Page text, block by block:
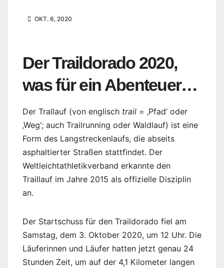
OKT. 6, 2020
Der Traildorado 2020,
was für ein Abenteuer…
Der Trallauf (von englisch trail = ‚Pfad‘ oder
‚Weg‘; auch Trailrunning oder Waldlauf) ist eine
Form des Langstreckenlaufs, die abseits
asphaltierter Straßen stattfindet. Der
Weltleichtathletikverband erkannte den
Traillauf im Jahre 2015 als offizielle Disziplin
an.
Der Startschuss für den Traildorado fiel am
Samstag, dem 3. Oktober 2020, um 12 Uhr. Die
Läuferinnen und Läufer hatten jetzt genau 24
Stunden Zeit, um auf der 4,1 Kilometer langen